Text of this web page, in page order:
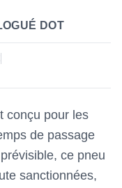
DOT
conçu pour les
de passage
ce pneu
sanctionnées,